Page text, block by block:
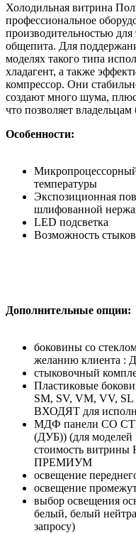
Холодильная витрина
профессиональное
производительностью
общепита. Для
моделях такого типа
хладагент, а также
компрессор. Они
создают много шума,
что позволяет
Особенности:
температуры
Экспозиционная
шлифованной
LED подсветка
Возможность
Дополнительные опции:
боковины со
желанию клиента :
стыковочный
Пластиковые
SM, SV, VM, VV,
ВХОДЯТ для
МДФ панели СО
(ДУБ)) (для
стоимость
ПРЕМИУМ
освещение
освещение
выбор освещения
белый, белый
запросу)